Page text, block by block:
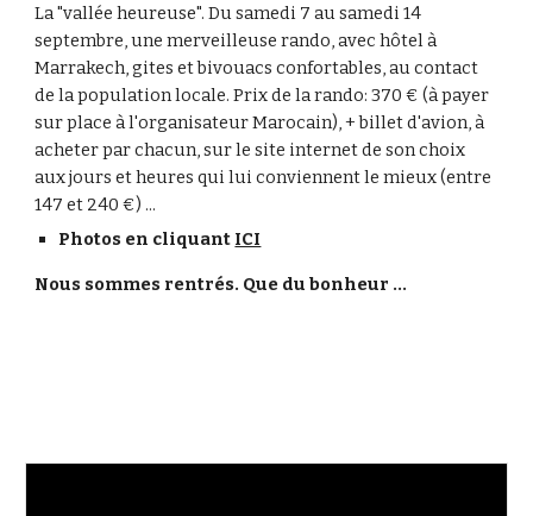
La "vallée heureuse". Du samedi 7 au samedi 14
septembre, une merveilleuse rando, avec hôtel à
Marrakech, gites et bivouacs confortables, au contact
de la population locale. Prix de la rando: 370 € (à payer
sur place à l'organisateur Marocain), + billet d'avion, à
acheter par chacun, sur le site internet de son choix
aux jours et heures qui lui conviennent le mieux (entre
147 et 240 €) ...
Photos en cliquant ICI
Nous sommes rentrés. Que du bonheur ...